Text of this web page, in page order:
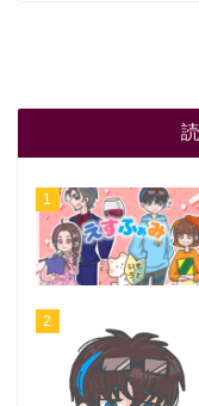
1
2